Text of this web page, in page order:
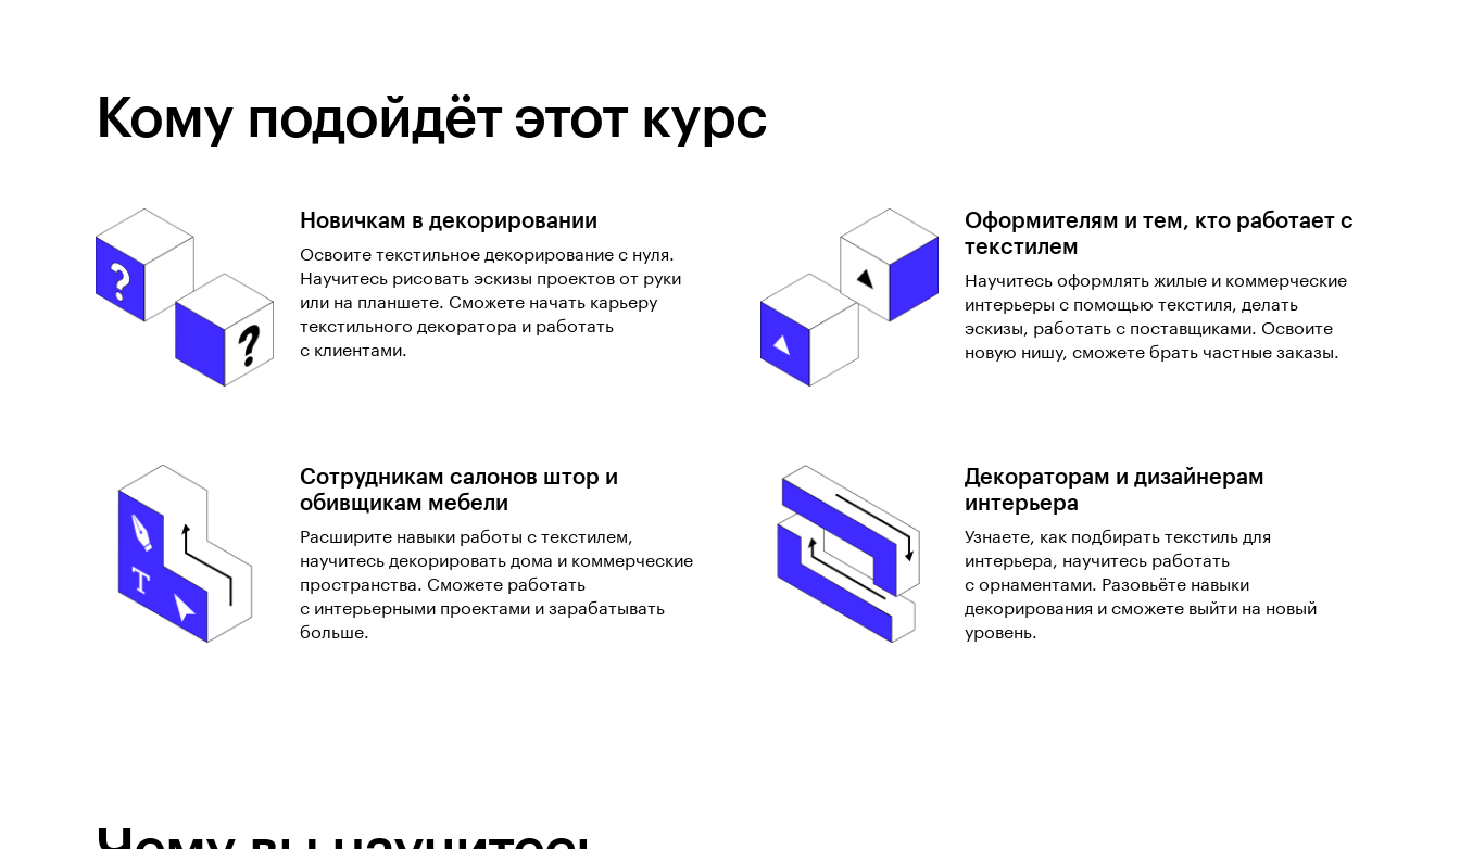
Кому подойдёт этот курс
Новичкам в декорировании
Освоите текстильное декорирование с нуля.
Научитесь рисовать эскизы проектов от руки
или на планшете. Сможете начать карьеру
текстильного декоратора и работать
с клиентами.
Оформителям и тем, кто работает с
текстилем
Научитесь оформлять жилые и коммерческие
интерьеры с помощью текстиля, делать
эскизы, работать с поставщиками. Освоите
новую нишу, сможете брать частные заказы.
Сотрудникам салонов штор и
обивщикам мебели
Расширите навыки работы с текстилем,
научитесь декорировать дома и коммерческие
пространства. Сможете работать
с интерьерными проектами и зарабатывать
больше.
Декораторам и дизайнерам
интерьера
Узнаете, как подбирать текстиль для
интерьера, научитесь работать
с орнаментами. Разовьёте навыки
декорирования и сможете выйти на новый
уровень.